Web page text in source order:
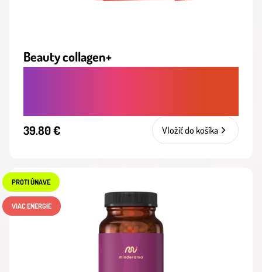
Beauty collagen+
39.80 € Vložiť do košíka
PROTI ÚNAVE
VIAC ENERGIE